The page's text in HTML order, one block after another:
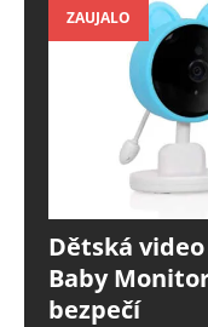
ZAUJALO
Dětská video
Baby
bezpečí